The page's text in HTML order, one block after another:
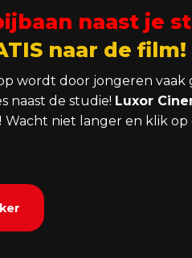
naast je
naar de film!
wordt door jongeren vaak
naast de studie! Luxor
Wacht niet langer en klik op